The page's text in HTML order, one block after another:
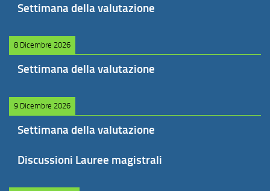
Settimana della valutazione
8 Dicembre 2026
Settimana della valutazione
9 Dicembre 2026
Settimana della valutazione
Discussioni Lauree magistrali